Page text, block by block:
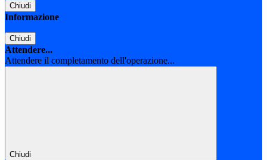
Chiudi
Informazione
Chiudi
Attendere...
Attendere il completamento dell'operazione...
Chiudi